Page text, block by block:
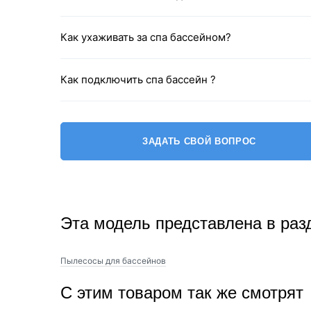
Как ухаживать за спа бассейном?
Как подключить спа бассейн ?
ЗАДАТЬ СВОЙ ВОПРОС
Эта модель представлена в
Пылесосы для бассейнов
С этим товаром так же смотрят